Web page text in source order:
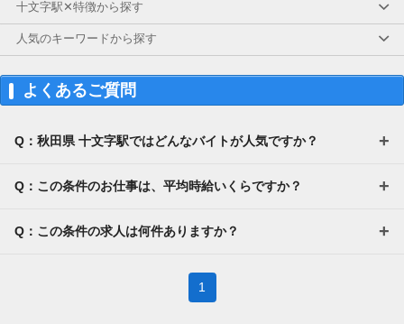
十文字駅✕特徴から探す
人気のキーワードから探す
よくあるご質問
Q：秋田県 十文字駅ではどんなバイトが人気ですか？
Q：この条件のお仕事は、平均時給いくらですか？
Q：この条件の求人は何件ありますか？
1